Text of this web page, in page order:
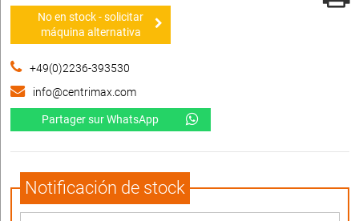
No en stock - solicitar
máquina alternativa
+49(0)2236-393530
info@centrimax.com
Partager sur WhatsApp
Notificación de stock